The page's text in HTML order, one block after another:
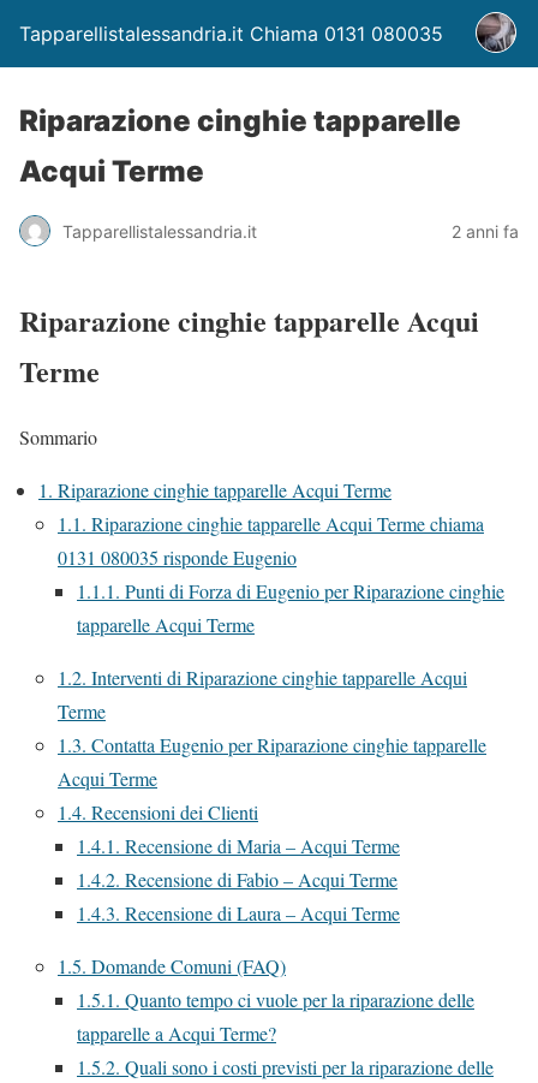
Tapparellistalessandria.it Chiama 0131 080035
Riparazione cinghie tapparelle
Acqui Terme
Tapparellistalessandria.it 2 anni fa
Riparazione cinghie tapparelle Acqui
Terme
Sommario
1. Riparazione cinghie tapparelle Acqui Terme
1.1. Riparazione cinghie tapparelle Acqui Terme chiama
0131 080035 risponde Eugenio
1.1.1. Punti di Forza di Eugenio per Riparazione cinghie
tapparelle Acqui Terme
1.2. Interventi di Riparazione cinghie tapparelle Acqui
Terme
1.3. Contatta Eugenio per Riparazione cinghie tapparelle
Acqui Terme
1.4. Recensioni dei Clienti
1.4.1. Recensione di Maria – Acqui Terme
1.4.2. Recensione di Fabio – Acqui Terme
1.4.3. Recensione di Laura – Acqui Terme
1.5. Domande Comuni (FAQ)
1.5.1. Quanto tempo ci vuole per la riparazione delle
tapparelle a Acqui Terme?
1.5.2. Quali sono i costi previsti per la riparazione delle